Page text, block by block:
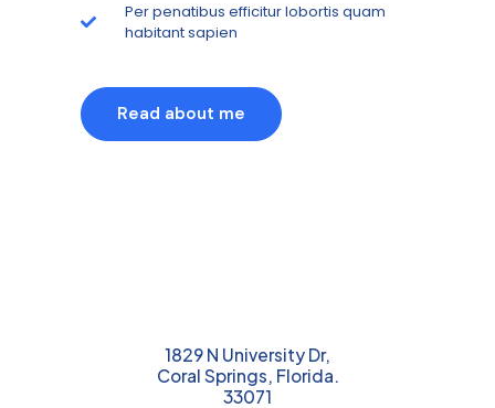
Per penatibus efficitur lobortis quam
habitant sapien
Read about me
1829 N University Dr,
Coral Springs, Florida.
33071